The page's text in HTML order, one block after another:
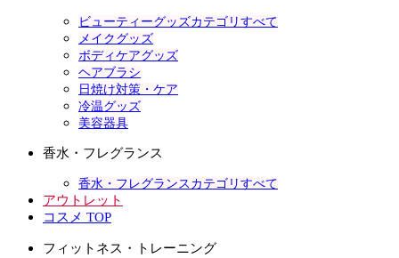
ビューティーグッズカテゴリすべて
メイクグッズ
ボディケアグッズ
ヘアブラシ
日焼け対策・ケア
冷温グッズ
美容器具
香水・フレグランス
香水・フレグランスカテゴリすべて
アウトレット
コスメ TOP
フィットネス・トレーニング